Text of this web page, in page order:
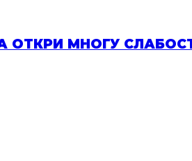
ОТКРИ МНОГУ